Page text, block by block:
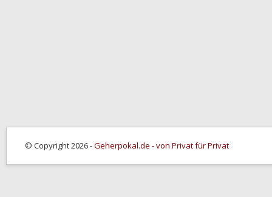
© Copyright 2026 -Geherpokal.de - von Privat für Privat